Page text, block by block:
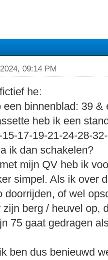
09:14 PM
he:
een binnenblad: 39
heb ik een
15-17-19-21-24-28-
ik dan schakelen?
mijn QV heb ik
simpel. Als ik over
doorrijden, of wel
zijn berg / heuvel op,
75 gaat gedragen
ben dus benieuwd